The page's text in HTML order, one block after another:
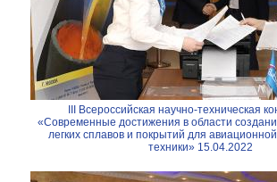
III Всероссийская научно-техническая
«Современные достижения в области
легких сплавов и покрытий для
техники» 15.04.2022